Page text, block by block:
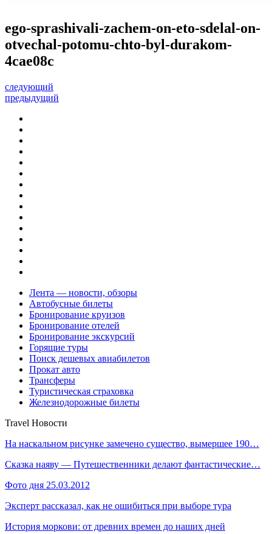
ego-sprashivali-zachem-on-eto-sdelal-on-
otvechal-potomu-chto-byl-durakom-
4cae08c
следующий
предыдущий
Лента — новости, обзоры
Автобусные билеты
Бронирование круизов
Бронирование отелей
Бронирование экскурсий
Горящие туры
Поиск дешевых авиабилетов
Прокат авто
Трансферы
Туристическая страховка
Железнодорожные билеты
Travel Новости
На наскальном рисунке замечено существо, вымершее 190…
Сказка наяву — Путешественники делают фантастические…
Фото дня 25.03.2012
Эксперт рассказал, как не ошибиться при выборе тура
История моркови: от древних времен до наших дней